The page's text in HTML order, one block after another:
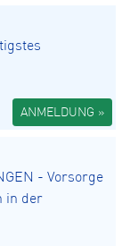
ANMELDUNG »
- Vorsorge
in der